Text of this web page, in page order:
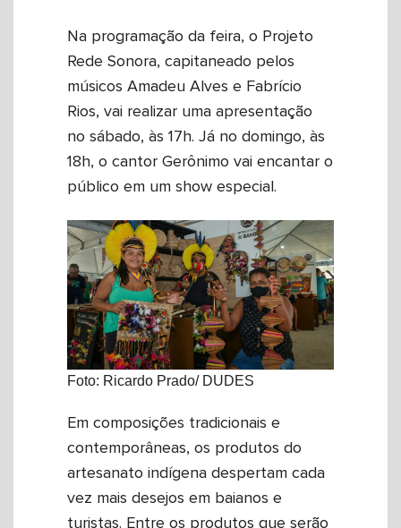
Na programação da feira, o Projeto
Rede Sonora, capitaneado pelos
músicos Amadeu Alves e Fabrício
Rios, vai realizar uma apresentação
no sábado, às 17h. Já no domingo, às
18h, o cantor Gerônimo vai encantar o
público em um show especial.
Foto: Ricardo Prado/ DUDES
Em composições tradicionais e
contemporâneas, os produtos do
artesanato indígena despertam cada
vez mais desejos em baianos e
turistas. Entre os produtos que serão